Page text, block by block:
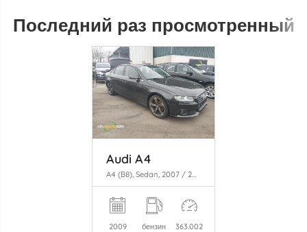
Последний раз просмотренный
Audi A4
A4 (B8), Sedan, 2007 / 2015 1.8 TFSI 16V
2009 бензин 363.002